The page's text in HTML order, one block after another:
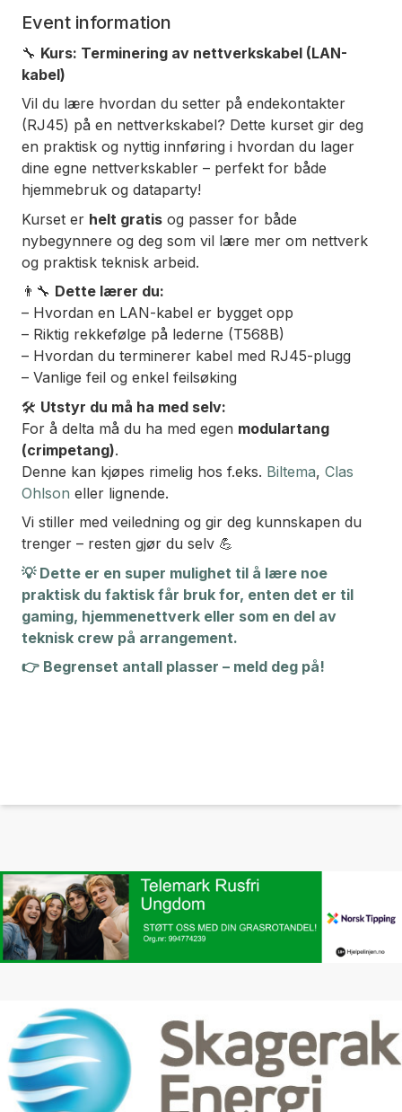
Event information
🔧 Kurs: Terminering av nettverkskabel (LAN-
kabel)
Vil du lære hvordan du setter på ende­kontakter
(RJ45) på en nettverkskabel? Dette kurset gir deg
en praktisk og nyttig innføring i hvordan du lager
dine egne nettverkskabler – perfekt for både
hjemmebruk og dataparty!
Kurset er helt gratis og passer for både
nybegynnere og deg som vil lære mer om nettverk
og praktisk teknisk arbeid.
👨‍🔧 Dette lærer du:
– Hvordan en LAN-kabel er bygget opp
– Riktig rekkefølge på lederne (T568B)
– Hvordan du terminerer kabel med RJ45-plugg
– Vanlige feil og enkel feilsøking
🛠️ Utstyr du må ha med selv:
For å delta må du ha med egen modulartang
(crimpetang).
Denne kan kjøpes rimelig hos f.eks. Biltema, Clas
Ohlson eller lignende.
Vi stiller med veiledning og gir deg kunnskapen du
trenger – resten gjør du selv 💪
💡 Dette er en super mulighet til å lære noe
praktisk du faktisk får bruk for, enten det er til
gaming, hjemmenettverk eller som en del av
teknisk crew på arrangement.
👉 Begrenset antall plasser – meld deg på!